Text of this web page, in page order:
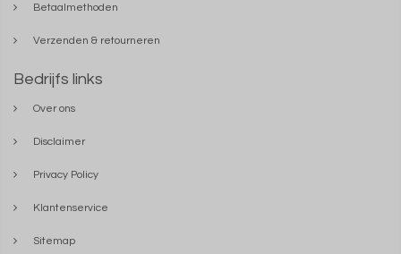
Betaalmethoden
Verzenden & retourneren
Bedrijfs links
Over ons
Disclaimer
Privacy Policy
Klantenservice
Sitemap